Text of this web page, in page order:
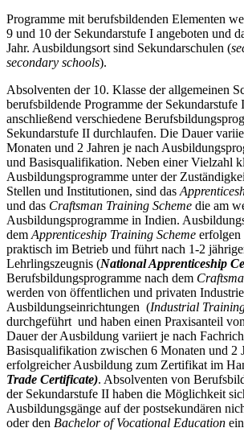
Programme mit berufsbildenden Elementen
9 und 10 der Sekundarstufe I angeboten und
Jahr. Ausbildungsort sind Sekundarschulen (
secondary schools).
Absolventen der 10. Klasse der allgemeinen
berufsbildende Programme der Sekundarstufe
anschließend verschiedene
Sekundarstufe II durchlaufen. Die Dauer
Monaten und 2 Jahren je nach
und Basisqualifikation. Neben einer Vielzahl
Ausbildungsprogramme unter der
Stellen und Institutionen, sind das
und das Craftsman Training Scheme die am
Ausbildungsprogramme in Indien.
dem Apprenticeship Training Scheme erfolgen
praktisch im Betrieb und führt nach 1-2
Lehrlingszeugnis (National Apprenticeship
Berufsbildungsprogramme nach dem
werden von öffentlichen und privaten
Ausbildungseinrichtungen (Industrial
durchgeführt und haben einen Praxisanteil
Dauer der Ausbildung variiert je nach
Basisqualifikation zwischen 6 Monaten und 2
erfolgreicher Ausbildung zum Zertifikat im
Trade Certificate). Absolventen von
der Sekundarstufe II haben die Möglichkeit
Ausbildungsgänge auf der postsekundären
oder den Bachelor of Vocational Education